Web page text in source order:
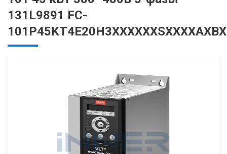
131L9891 FC-